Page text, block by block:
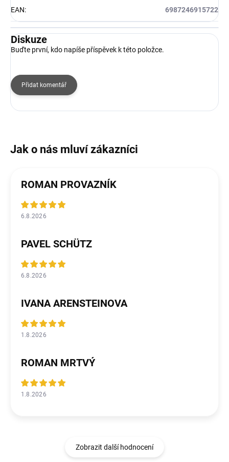
EAN: 6987246915722
Diskuze
Buďte první, kdo napíše příspěvek k této položce.
Přidat komentář
ROMAN PROVAZNÍK
6.8.2026
PAVEL SCHÜTZ
6.8.2026
IVANA ARENSTEINOVA
1.8.2026
ROMAN MRTVÝ
1.8.2026
Zobrazit další hodnocení